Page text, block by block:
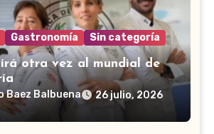
Gastronomía Sin categoría
otra vez al mundial de
Baez Balbuena 26 julio, 2026